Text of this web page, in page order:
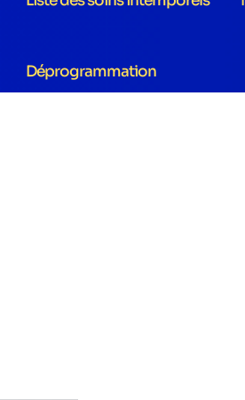
Déprogrammation